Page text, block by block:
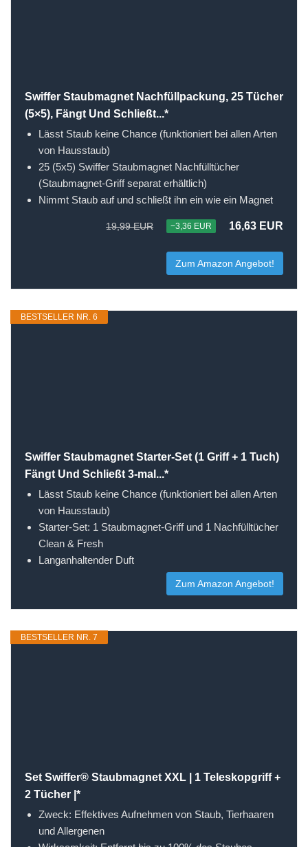
Swiffer Staubmagnet Nachfüllpackung, 25 Tücher
(5×5), Fängt Und Schließt...*
Lässt Staub keine Chance (funktioniert bei allen Arten
von Hausstaub)
25 (5x5) Swiffer Staubmagnet Nachfülltücher
(Staubmagnet-Griff separat erhältlich)
Nimmt Staub auf und schließt ihn ein wie ein Magnet
19,99 EUR −3,36 EUR 16,63 EUR
Zum Amazon Angebot!
BESTSELLER NR. 6
Swiffer Staubmagnet Starter-Set (1 Griff + 1 Tuch)
Fängt Und Schließt 3-mal...*
Lässt Staub keine Chance (funktioniert bei allen Arten
von Hausstaub)
Starter-Set: 1 Staubmagnet-Griff und 1 Nachfülltücher
Clean & Fresh
Langanhaltender Duft
Zum Amazon Angebot!
BESTSELLER NR. 7
Set Swiffer® Staubmagnet XXL | 1 Teleskopgriff +
2 Tücher |*
Zweck: Effektives Aufnehmen von Staub, Tierhaaren
und Allergenen